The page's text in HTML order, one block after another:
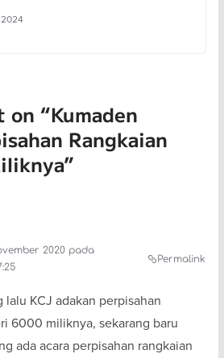
on “Kumaden
Rangkaian
”
2020 pada
Permalink
lalu KCJ adakan perpisahan
6000 miliknya, sekarang baru
ada acara perpisahan rangkaian